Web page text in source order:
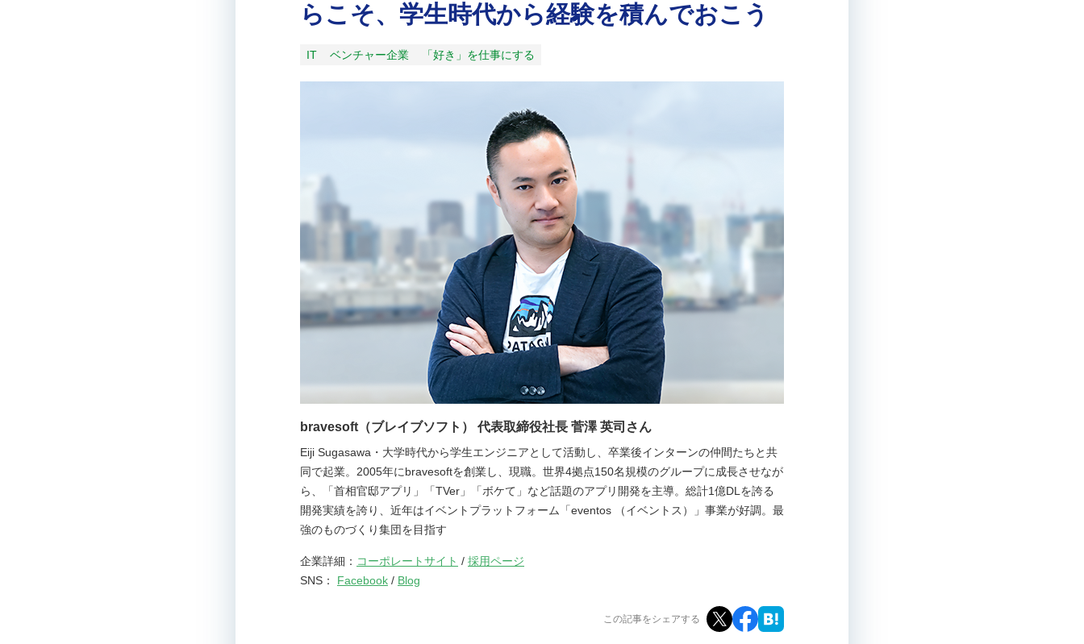
らこそ、学生時代から経験を積んでおこう
IT ベンチャー企業 「好き」を仕事にする
bravesoft（ブレイブソフト） 代表取締役社長 菅澤 英司さん
Eiji Sugasawa・大学時代から学生エンジニアとして活動し、卒業後インターンの仲間たちと共
同で起業。2005年にbravesoftを創業し、現職。世界4拠点150名規模のグループに成長させなが
ら、「首相官邸アプリ」「TVer」「ボケて」など話題のアプリ開発を主導。総計1億DLを誇る
開発実績を誇り、近年はイベントプラットフォーム「eventos （イベントス）」事業が好調。最
強のものづくり集団を目指す
企業詳細： コーポレートサイト / 採用ページ
SNS： Facebook / Blog
この記事をシェアする